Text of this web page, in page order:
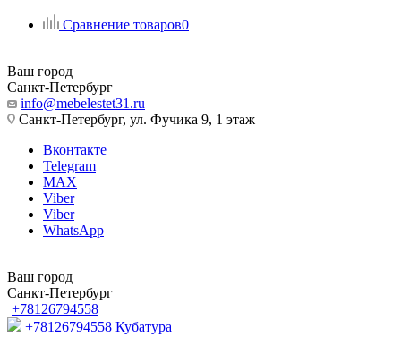
Сравнение товаров0
Ваш город
Санкт-Петербург
info@mebelestet31.ru
Санкт-Петербург, ул. Фучика 9, 1 этаж
Вконтакте
Telegram
MAX
Viber
Viber
WhatsApp
Ваш город
Санкт-Петербург
+78126794558
+78126794558 Кубатура